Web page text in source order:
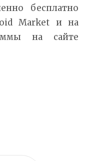
бесплатно
Market и на
на сайте